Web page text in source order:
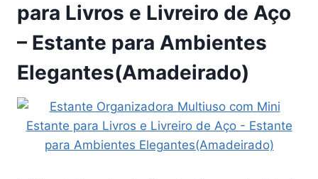
para Livros e Livreiro de Aço
– Estante para Ambientes
Elegantes(Amadeirado)